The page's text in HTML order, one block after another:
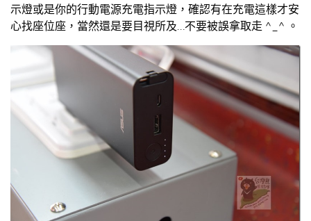
示燈或是你的行動電源充電指示燈，確認有在充電這樣才安
心找座位座，當然還是要目視所及…不要被誤拿取走 ^_^ 。